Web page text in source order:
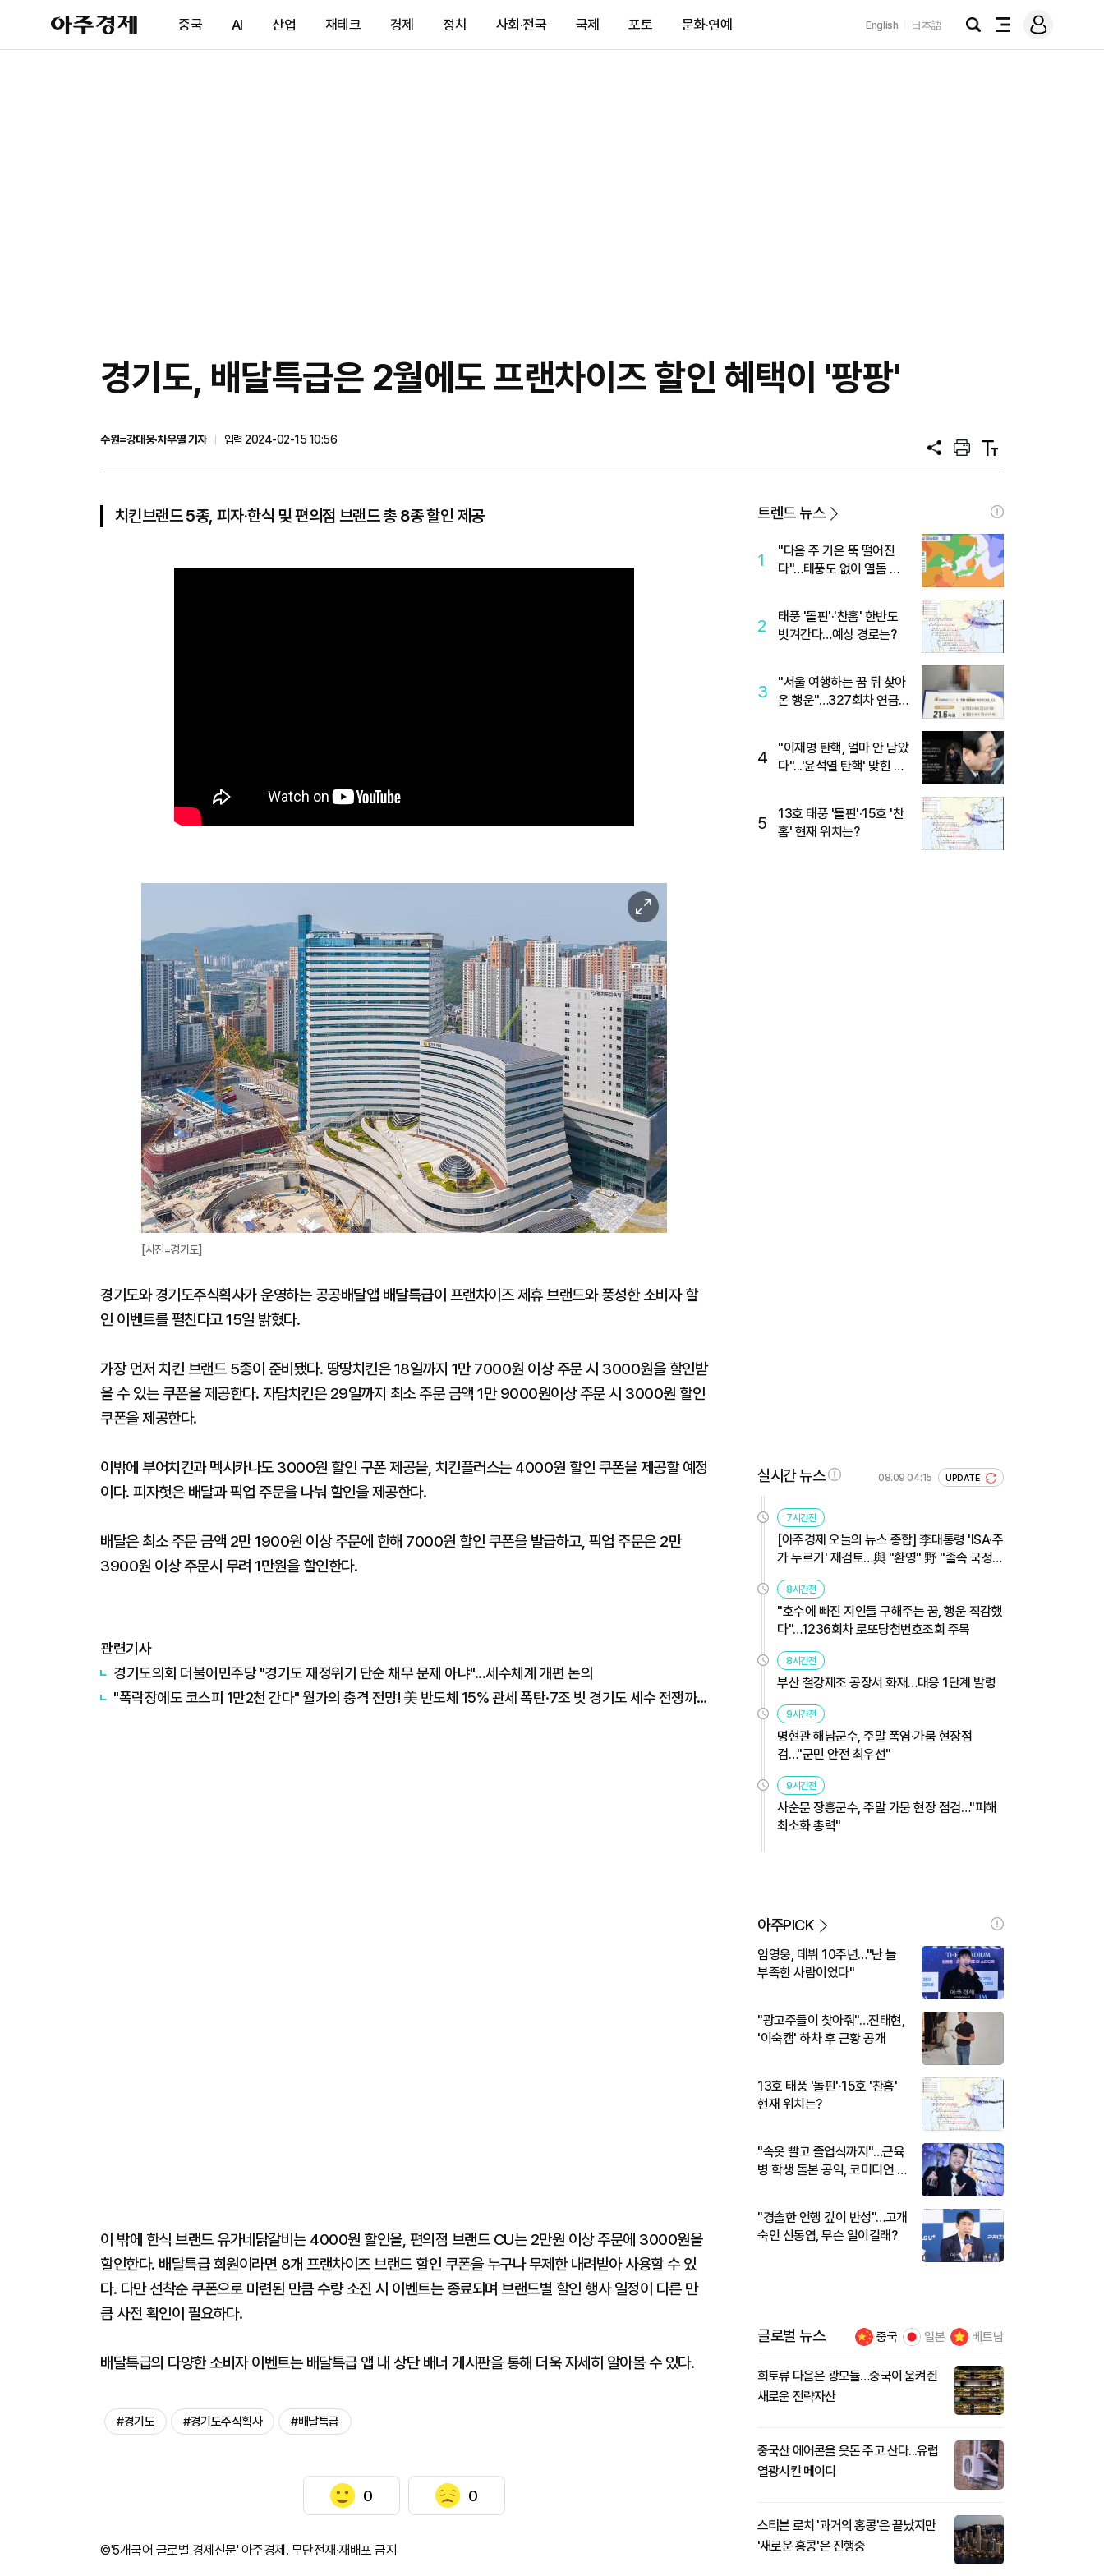
아
주
제
중국 AI 산업 재테크 경제 정치 사회·전국 국제 포토 문화·연예 English 日本語
검
전
메
그
경기도, 배달특급은 2월에도 프랜차이즈 할인 혜택이 '팡팡'
수원=강대웅·차우열 기자
입력 2024-02-15 10:56
공
프
트
텍
트
치킨브랜드 5종, 피자·한식 및 편의점 브랜드 총 8종 할인 제공
이
미
지
확
대
[사진=경기도]
경기도와 경기도주식획사가 운영하는 공공배달앱 배달특급이 프랜차이즈 제휴 브랜드와 풍성한 소비자 할
인 이벤트를 펼친다고 15일 밝혔다.
가장 먼저 치킨 브랜드 5종이 준비됐다. 땅땅치킨은 18일까지 1만 7000원 이상 주문 시 3000원을 할인받
을 수 있는 쿠폰을 제공한다. 자담치킨은 29일까지 최소 주문 금액 1만 9000원이상 주문 시 3000원 할인
쿠폰을 제공한다.
이밖에 부어치킨과 멕시카나도 3000원 할인 구폰 제공을, 치킨플러스는 4000원 할인 쿠폰을 제공할 예정
이다. 피자헛은 배달과 픽업 주문을 나눠 할인을 제공한다.
배달은 최소 주문 금액 2만 1900원 이상 주문에 한해 7000원 할인 쿠폰을 발급하고, 픽업 주문은 2만
3900원 이상 주문시 무려 1만원을 할인한다.
관련기사
경기도의회 더불어민주당 "경기도 재정위기 단순 채무 문제 아냐"...세수체계 개편 논의
"폭락장에도 코스피 1만2천 간다" 월가의 충격 전망! 美 반도체 15% 관세 폭탄·7조 빚 경기도 세수 전쟁까지
이 밖에 한식 브랜드 유가네닭갈비는 4000원 할인을, 편의점 브랜드 CU는 2만원 이상 주문에 3000원을
할인한다. 배달특급 회원이라면 8개 프랜차이즈 브랜드 할인 쿠폰을 누구나 무제한 내려받아 사용할 수 있
다. 다만 선착순 쿠폰으로 마련된 만큼 수량 소진 시 이벤트는 종료되며 브랜드별 할인 행사 일정이 다른 만
큼 사전 확인이 필요하다.
배달특급의 다양한 소비자 이벤트는 배달특급 앱 내 상단 배너 게시판을 통해 더욱 자세히 알아볼 수 있다.
#경기도 #경기도주식획사 #배달특급
0 0
©'5개국어 글로벌 경제신문' 아주경제. 무단전재·재배포 금지
트렌드 뉴스
1
"다음 주 기온 뚝 떨어진
다"…태풍도 없이 열돔 박
2
태풍 '돌핀'·'찬홈' 한반도
빗겨간다…예상 경로는?
3
"서울 여행하는 꿈 뒤 찾아
온 행운"…327회차 연금
4
"이재명 탄핵, 얼마 안 남았
다"...'윤석열 탄핵' 맞힌 무
5
13호 태풍 '돌핀'·15호 '찬
홈' 현재 위치는?
실시간 뉴스 08.09 04:15 UPDATE
7시간전
[아주경제 오늘의 뉴스 종합] 李대통령 'ISA·주
가 누르기' 재검토…與 "환영" 野 "졸속 국정"
外
8시간전
"호수에 빠진 지인들 구해주는 꿈, 행운 직감했
다"…1236회차 로또당첨번호조회 주목
8시간전
부산 철강제조 공장서 화재…대응 1단계 발령
9시간전
명현관 해남군수, 주말 폭염·가뭄 현장점
검…"군민 안전 최우선"
9시간전
사순문 장흥군수, 주말 가뭄 현장 점검…"피해
최소화 총력"
아주PICK
임영웅, 데뷔 10주년…"난 늘
부족한 사람이었다"
"광고주들이 찾아줘"…진태현,
'이숙캠' 하차 후 근황 공개
13호 태풍 '돌핀'·15호 '찬홈'
현재 위치는?
"속옷 빨고 졸업식까지"…근육
병 학생 돌본 공익, 코미디언 김
"경솔한 언행 깊이 반성"…고개
숙인 신동엽, 무슨 일이길래?
글로벌 뉴스 중국 일본 베트남
희토류 다음은 광모듈…중국이 움켜쥔
새로운 전략자산
중국산 에어콘을 웃돈 주고 산다...유럽
열광시킨 메이디
스티븐 로치 '과거의 홍콩'은 끝났지만
'새로운 홍콩'은 진행중